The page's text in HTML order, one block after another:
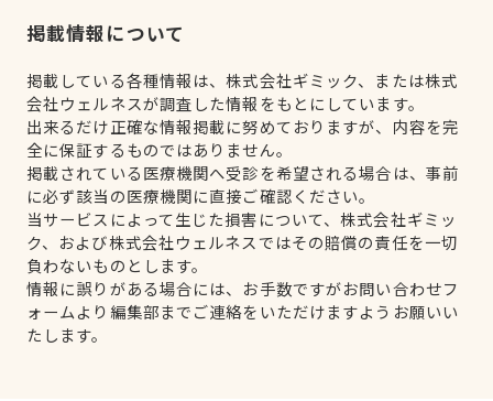
掲載情報について
掲載している各種情報は、株式会社ギミック、または株式
会社ウェルネスが調査した情報をもとにしています。
出来るだけ正確な情報掲載に努めておりますが、内容を完
全に保証するものではありません。
掲載されている医療機関へ受診を希望される場合は、事前
に必ず該当の医療機関に直接ご確認ください。
当サービスによって生じた損害について、株式会社ギミッ
ク、および株式会社ウェルネスではその賠償の責任を一切
負わないものとします。
情報に誤りがある場合には、お手数ですがお問い合わせフ
ォームより編集部までご連絡をいただけますようお願いい
たします。